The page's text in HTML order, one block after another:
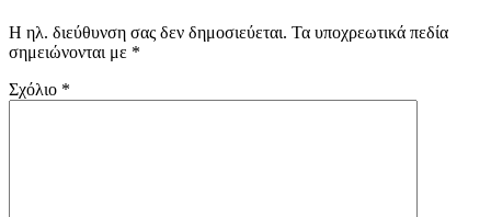
Η ηλ. διεύθυνση σας δεν δημοσιεύεται. Τα υποχρεωτικά πεδία
σημειώνονται με *
Σχόλιο *